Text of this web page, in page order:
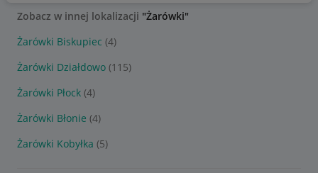
Zobacz w innej lokalizacji "Żarówki"
Żarówki Biskupiec (4)
Żarówki Działdowo (115)
Żarówki Płock (4)
Żarówki Błonie (4)
Żarówki Kobyłka (5)